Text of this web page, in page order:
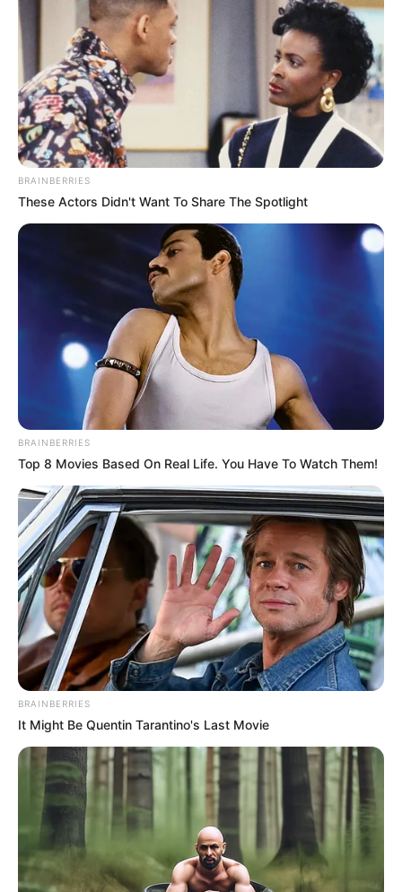
BRAINBERRIES
These Actors Didn't Want To Share The Spotlight
BRAINBERRIES
Top 8 Movies Based On Real Life. You Have To Watch Them!
BRAINBERRIES
It Might Be Quentin Tarantino's Last Movie